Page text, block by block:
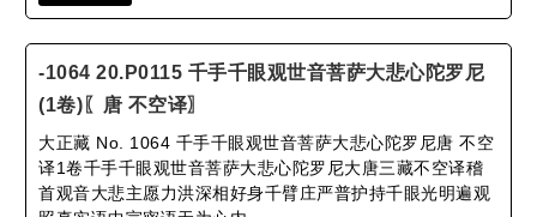
-1064 20.P0115 千手千眼观世音菩萨大悲心陀罗尼
(1卷)〖唐 不空译〗
大正藏 No. 1064 千手千眼观世音菩萨大悲心陀罗尼唐 不空
译1卷千手千眼观世音菩萨大悲心陀罗尼大唐三藏不空译稽
首观音大悲主愿力洪深相好身千臂庄严普护持千眼光明遍观